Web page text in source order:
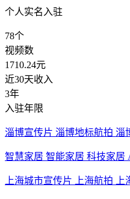
个人实名入驻
78个
视频数
1710.24元
近30天收入
3年
入驻年限
淄博宣传片 淄博地标航拍 淄
智慧家居 智能家居 科技家居
上海城市宣传片 上海航拍 上